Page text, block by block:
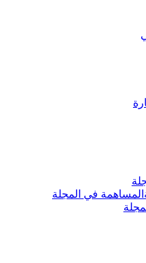
المساهمة في المجلة